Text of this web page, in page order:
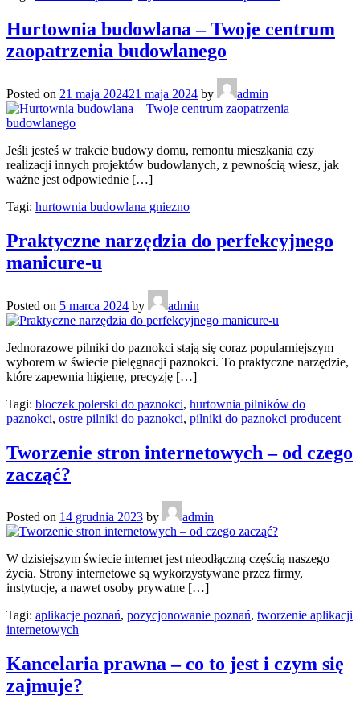
Hurtownia budowlana – Twoje centrum
zaopatrzenia budowlanego
Posted on 21 maja 202421 maja 2024 by admin
Jeśli jesteś w trakcie budowy domu, remontu mieszkania czy
realizacji innych projektów budowlanych, z pewnością wiesz, jak
ważne jest odpowiednie […]
Tagi: hurtownia budowlana gniezno
Praktyczne narzędzia do perfekcyjnego
manicure-u
Posted on 5 marca 2024 by admin
Jednorazowe pilniki do paznokci stają się coraz popularniejszym
wyborem w świecie pielęgnacji paznokci. To praktyczne narzędzie,
które zapewnia higienę, precyzję […]
Tagi: bloczek polerski do paznokci, hurtownia pilników do
paznokci, ostre pilniki do paznokci, pilniki do paznokci producent
Tworzenie stron internetowych – od czego
zacząć?
Posted on 14 grudnia 2023 by admin
W dzisiejszym świecie internet jest nieodłączną częścią naszego
życia. Strony internetowe są wykorzystywane przez firmy,
instytucje, a nawet osoby prywatne […]
Tagi: aplikacje poznań, pozycjonowanie poznań, tworzenie aplikacji
internetowych
Kancelaria prawna – co to jest i czym się
zajmuje?